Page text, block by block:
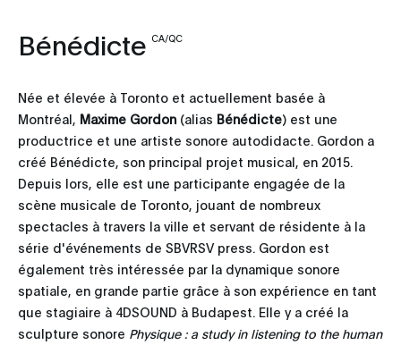
Bénédicte CA/QC
Née et élevée à Toronto et actuellement basée à
Montréal, Maxime Gordon (alias Bénédicte) est une
productrice et une artiste sonore autodidacte. Gordon a
créé Bénédicte, son principal projet musical, en 2015.
Depuis lors, elle est une participante engagée de la
scène musicale de Toronto, jouant de nombreux
spectacles à travers la ville et servant de résidente à la
série d'événements de SBVRSV press. Gordon est
également très intéressée par la dynamique sonore
spatiale, en grande partie grâce à son expérience en tant
que stagiaire à 4DSOUND à Budapest. Elle y a créé la
sculpture sonore Physique : a study in listening to the human